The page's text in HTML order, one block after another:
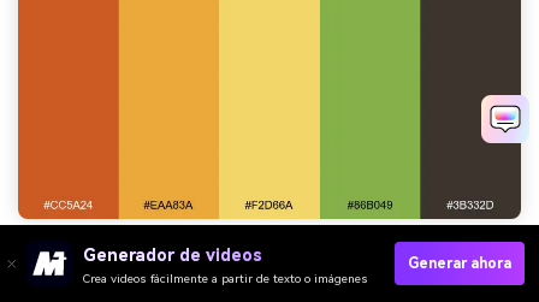
HEX: #CC5A24 #EAA83A #F2D66A #86B049 #3B332D
Generador de videos
Crea videos fácilmente a partir de texto o imágenes
Generar ahora